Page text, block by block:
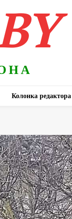
Колонка редактора